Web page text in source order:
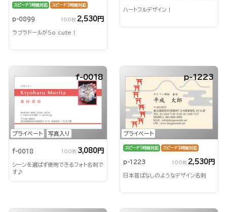
スピード1時間対応 スピード3時間対応
p-0899 100枚 2,530円
ラブラドールがSo cute！
ハートフルデザイン！
プライベート 写真入り
f-0018
f-0018 100枚 3,080円
シーンを選ばず使用できるフォト名刺で
す♪
プライベート
p-1223
スピード1時間対応 スピード3時間対応
p-1223 100枚 2,530円
日本昔ばなしのようなデザイン名刺